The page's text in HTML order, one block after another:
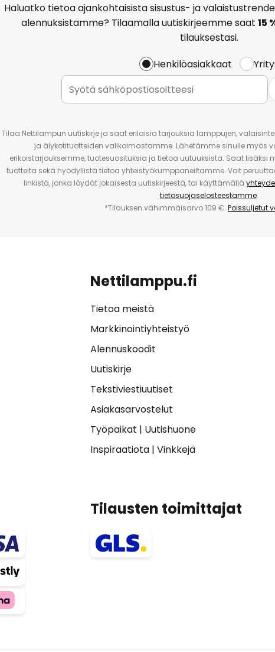
Haluatko tietoa ajankohtaisista sisustus- ja
alennuksistamme? Tilaamalla uutiskirjeemme saat 15
tilauksestasi.
Henkilöasiakkaat
Tilaa Nettilampun uutiskirje ja saat erilaisia tarjouksia lamppujen,
ja älykotituotteiden valikoimastamme. Lähetämme sinulle myös
erikoistarjouksemme, tuotesuosituksia ja tietoa uutuuksista. Saat
tuotteita sekä hyödyllistä tietoa yhteistyökumppaneiltamme. Voit
linkistä, jonka löydät jokaisesta uutiskirjeestä, tai käyttämällä
tietosuojaselosteestamme.
*Tilauksen vähimmäisarvo 109 €. Poissuljetut
Nettilamppu.fi
Tietoa meistä
Markkinointiyhteistyö
Alennuskoodit
Uutiskirje
Tekstiviestiuutiset
Asiakasarvostelut
Työpaikat | Uutishuone
Inspiraatiota| Vinkkejä
Tilausten toimittajat